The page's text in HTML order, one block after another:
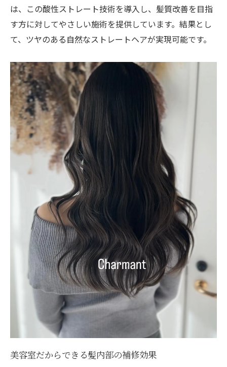
は、この酸性ストレート技術を導入し、髪質改善を目指
す方に対してやさしい施術を提供しています。結果とし
て、ツヤのある自然なストレートヘアが実現可能です。
美容室だからできる髪内部の補修効果